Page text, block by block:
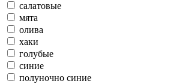
салатовые
мята
олива
хаки
голубые
синие
полуночно синие